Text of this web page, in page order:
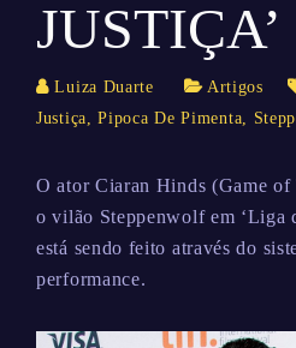
JUSTIÇA’
Luiza Duarte Artigos
Justiça,Pipoca De Pimenta,
O ator Ciaran Hinds (Game
o vilão Steppenwolf em ‘Liga
está sendo feito através do
performance.